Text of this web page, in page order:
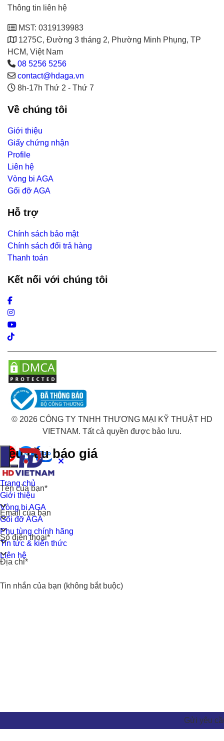
Thông tin liên hệ
MST: 0319139983
1275C, Đường 3 tháng 2, Phường Minh Phụng, TP
HCM, Việt Nam
08 5256 5256
contact@hdaga.vn
8h-17h Thứ 2 - Thứ 7
Về chúng tôi
Giới thiệu
Giấy chứng nhận
Profile
Liên hệ
Vòng bi AGA
Gối đỡ AGA
Hỗ trợ
Chính sách bảo mật
Chính sách đổi trả hàng
Thanh toán
Kết nối với chúng tôi
Facebook
Instagram
Youtube
Tiktok
© 2026 CÔNG TY TNHH THƯƠNG MẠI KỸ THUẬT HD
VIETNAM. Tất cả quyền được bảo lưu.
Yêu cầu báo giá
Tên của bạn*
Email của bạn
Số điện thoại*
Địa chỉ*
Tin nhắn của bạn (không bắt buộc)
Trang chủ
Giới thiệu
Vòng bi AGA
Gối đỡ AGA
Phụ tùng chính hãng
Tin tức & kiến thức
Liên hệ